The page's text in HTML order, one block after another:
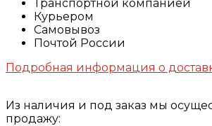
Транспортной компанией
Курьером
Самовывоз
Почтой России
Подробная информация о
Из наличия и под заказ мы
продажу: